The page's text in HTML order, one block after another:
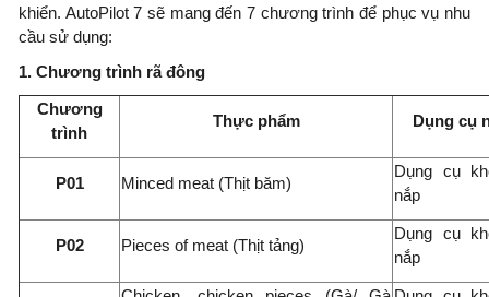
khiển. AutoPilot 7 sẽ mang đến 7 chương trình để phục vụ nhu
cầu sử dụng:
1. Chương trình rã đông
Chương
trình
Thực phẩm Dụng cụ
P01 Minced meat (Thịt băm)
Dụng cụ
nắp
P02 Pieces of meat (Thịt tảng)
Dụng cụ
nắp